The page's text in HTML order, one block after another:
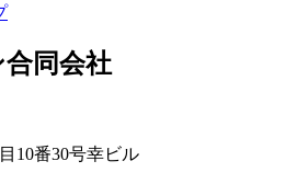
同会社
10番30号幸ビル